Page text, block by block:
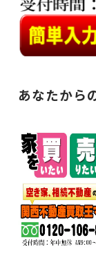
あなたから